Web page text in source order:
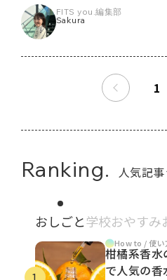
FITS you.編集部
Sakura
1
Ranking. 人気記
おしごと学校おやすみ
How to / 使い
柑橘系香
で人気の